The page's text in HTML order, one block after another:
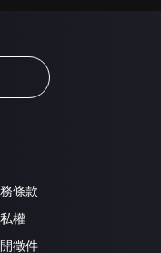
條款
權
徵件